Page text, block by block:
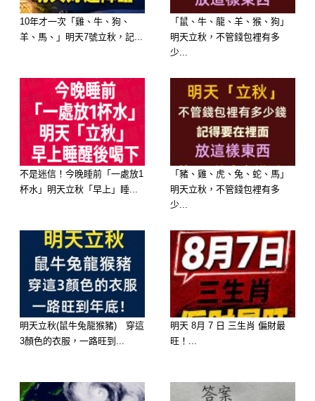
10年才一次「雞、牛、狗、
羊、馬、」明天7號立秋，記...
「鼠、牛、龍、羊、猴、狗」
明天立秋，不管錢包裡有多
少...
不是迷信！今晚睡前「一處放1
杯水」明天立秋「早上」睡...
「豬、雞、虎、兔、蛇、馬」
明天立秋，不管錢包裡有多
少...
明天立秋(鼠牛兔龍猴豬) 穿這
3顏色的衣服，一路旺到...
明天 8月 7 日 三生肖 偏財最
旺！...